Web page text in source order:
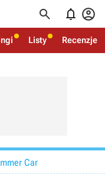
  
Listy Recenzje
Car